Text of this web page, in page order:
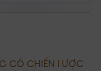
CÓ CHIẾN LƯỢC